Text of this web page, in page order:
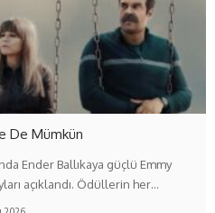
De Mümkün
Ender Ballıkaya güçlü Emmy
açıklandı. Ödüllerin her…